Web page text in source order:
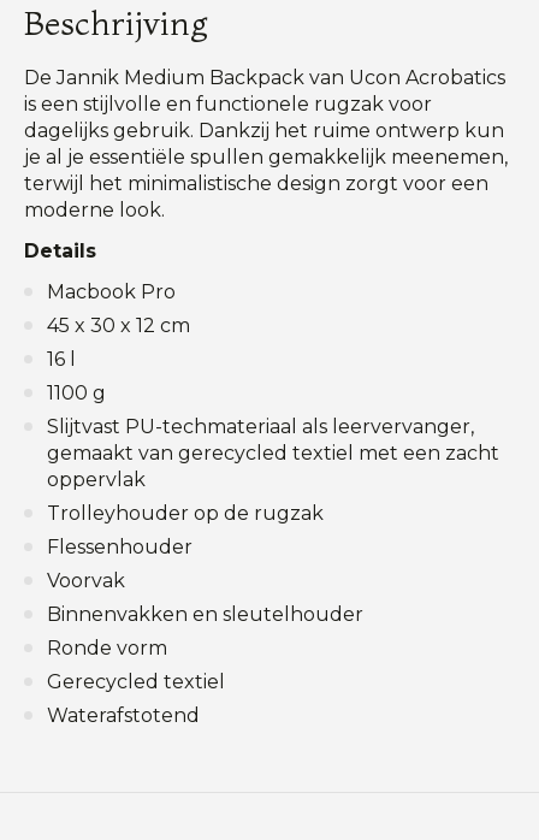
Beschrijving
De Jannik Medium Backpack van Ucon Acrobatics
is een stijlvolle en functionele rugzak voor
dagelijks gebruik. Dankzij het ruime ontwerp kun
je al je essentiële spullen gemakkelijk meenemen,
terwijl het minimalistische design zorgt voor een
moderne look.
Details
Macbook Pro
45 x 30 x 12 cm
16 l
1100 g
Slijtvast PU-techmateriaal als leervervanger,
gemaakt van gerecycled textiel met een zacht
oppervlak
Trolleyhouder op de rugzak
Flessenhouder
Voorvak
Binnenvakken en sleutelhouder
Ronde vorm
Gerecycled textiel
Waterafstotend